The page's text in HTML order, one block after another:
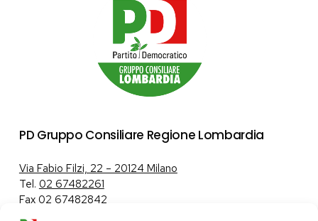
PD Gruppo Consiliare Regione Lombardia
Via Fabio Filzi, 22 – 20124 Milano
Tel. 02 67482261
Fax 02 67482842